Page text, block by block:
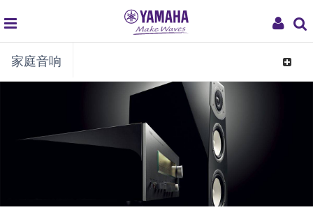
My
global
navigation
家庭音响
Toggle